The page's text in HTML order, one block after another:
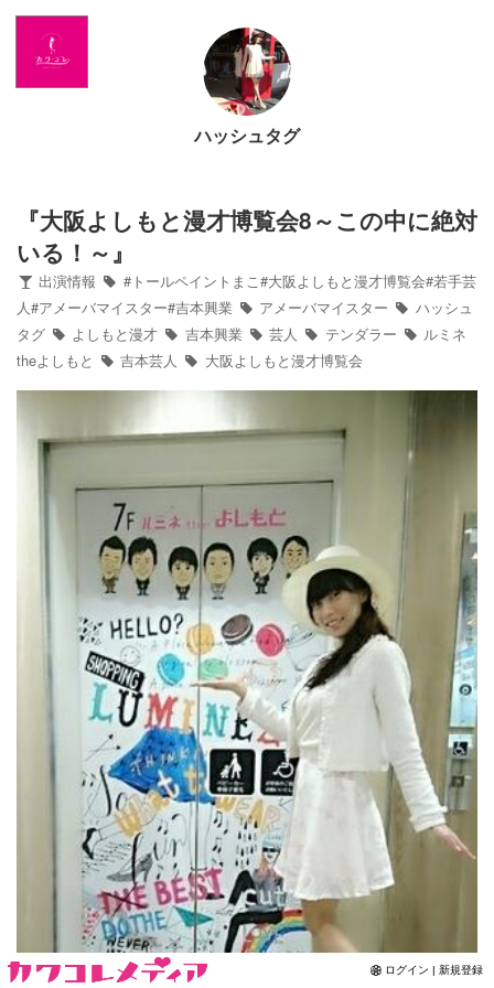
Home
News
ブログ
Twitter
Profile
写真館
カワコレ
ハッシュタグ
『大阪よしもと漫才博覧会8～この中に絶対
いる！～』
出演情報
#トールペイントまこ#大阪よしもと漫才博覧会#若手芸
人#アメーバマイスター#吉本興業
アメーバマイスター
ハッシュ
タグ
よしもと漫才 吉本興業 芸人 テンダラー
ルミネ
theよしもと
吉本芸人 大阪よしもと漫才博覧会
ログイン | 新規登録